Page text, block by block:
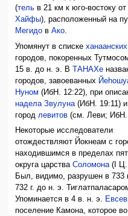
(тель в 21 км к юго-востоку от
Хайфы), расположенный на
Мегидо вАко.
Упомянут в спискеханаанских
городов, покоренных
15 в. до н. э. ВТАНАХе
городов, завоеванных
Нуном (ИбН. 12:22), при
надела Звулуна(ИбН. 19:11) и
городлевитов (см. Леви; ИбН.
Некоторые исследователи
отождествляют Йокнеам с
находившимся в пределах
округа царстваСоломона(I Ц.
Был, видимо, разрушен в 733
732 г. до н. э.
Упоминается в 4 в. н. э.
поселение Камона, которое во